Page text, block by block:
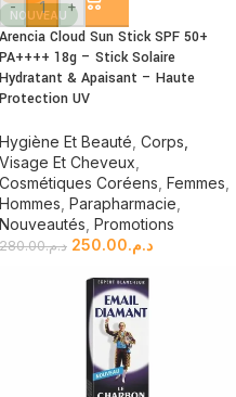
NOUVEAU
- +
Arencia Cloud Sun Stick SPF 50+
PA++++ 18g – Stick Solaire
Hydratant & Apaisant – Haute
Protection UV
Hygiène Et Beauté Corps,
Visage Et Cheveux
Cosmétiques Coréens Femmes
Hommes Parapharmacie
Nouveautés Promotions
د.م.280.00 د.م.250.00